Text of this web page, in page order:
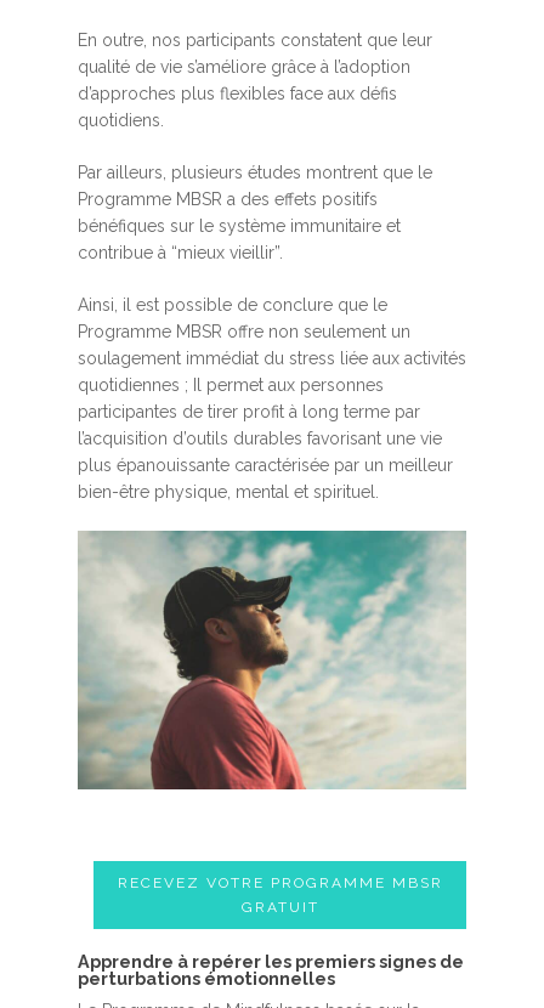
En outre, nos participants constatent que leur
qualité de vie s’améliore grâce à l’adoption
d’approches plus flexibles face aux défis
quotidiens.
Par ailleurs, plusieurs études montrent que le
Programme MBSR a des effets positifs
bénéfiques sur le système immunitaire et
contribue à “mieux vieillir”.
Ainsi, il est possible de conclure que le
Programme MBSR offre non seulement un
soulagement immédiat du stress liée aux activités
quotidiennes ; Il permet aux personnes
participantes de tirer profit à long terme par
l’acquisition d’outils durables favorisant une vie
plus épanouissante caractérisée par un meilleur
bien-être physique, mental et spirituel.
RECEVEZ VOTRE PROGRAMME MBSR
GRATUIT
A​pprendre à repérer les premiers signes de
perturbations émotionnelles